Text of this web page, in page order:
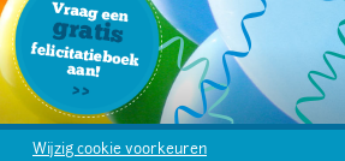
Wijzig cookie voorkeuren